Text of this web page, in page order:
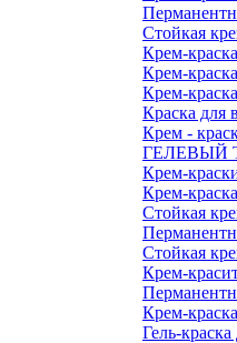
Стойкая
Крем-
Крем-
Крем-
Краска для
Крем -
ГЕЛЕВЫЙ
Крем-
Крем-
Стойкая
Стойкая
Крем-
Крем-
Гель-